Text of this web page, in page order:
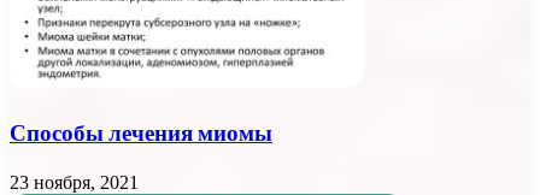
Способы лечения миомы
23 ноября, 2021